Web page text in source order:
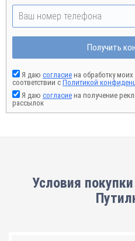
Получить
Я даю согласие на обработку
соответствии с Политикой
Я даю согласие на получение
рассылок
Условия